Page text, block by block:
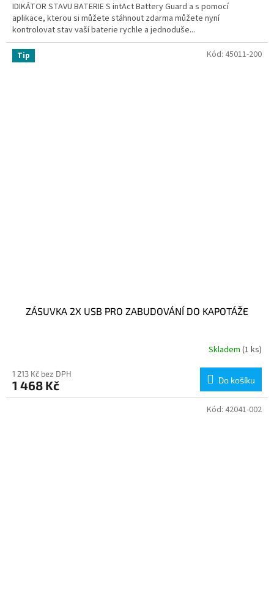
IDIKÁTOR STAVU BATERIE S intAct Battery Guard a s pomocí
aplikace, kterou si můžete stáhnout zdarma můžete nyní
kontrolovat stav vaší baterie rychle a jednoduše...
Tip
ZÁSUVKA 2X USB PRO ZABUDOVÁNÍ DO KAPOTÁŽE
Skladem (1 ks)
1 213 Kč bez DPH
1 468 Kč Do košíku
Kód: 45011-200
Kód: 42041-002